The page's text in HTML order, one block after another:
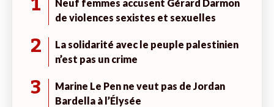
Neuf femmes accusent Gérard Darmon
de violences sexistes et sexuelles
2
La solidarité avec le peuple palestinien
n’est pas un crime
3
Marine Le Pen ne veut pas de Jordan
Bardella à l’Élysée